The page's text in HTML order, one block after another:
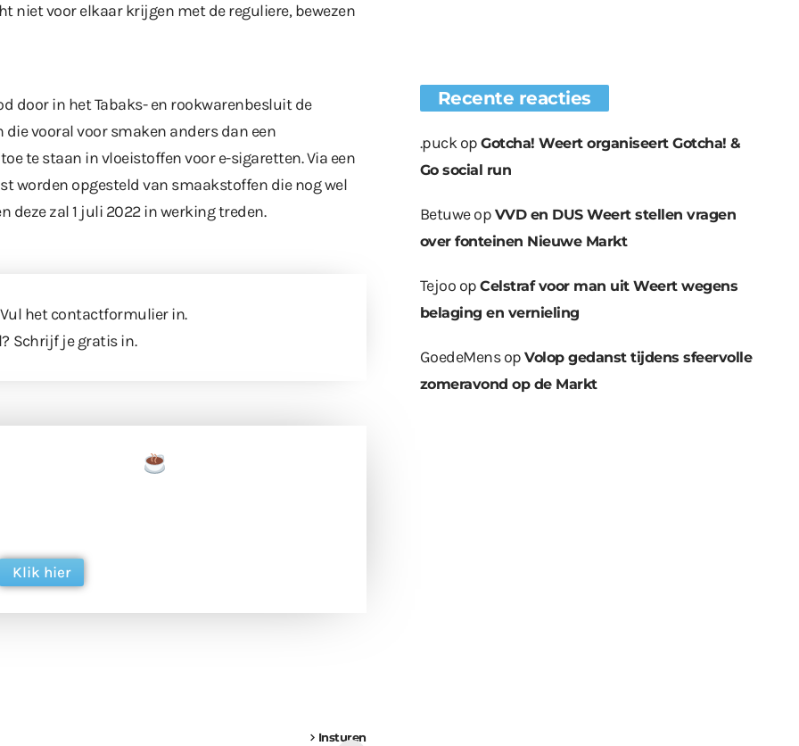
niet voor elkaar krijgen met de reguliere, bewezen
door in het Tabaks- en rookwarenbesluit de
vooral voor smaken anders dan een
te staan in vloeistoffen voor e-sigaretten. Via een
worden opgesteld van smaakstoffen die nog wel
deze zal 1 juli 2022 in werking treden.
het contactformulierin.
Schrijf je gratis in.
Klik hier
Insturen
Recente reacties
.puckopGotcha! Weert organiseert Gotcha! &
Go social run
Betuweop VVD en DUS Weert stellen vragen
over fonteinen Nieuwe Markt
Tejoo opCelstraf voor man uit Weert wegens
belaging en vernieling
GoedeMensopVolop gedanst tijdens sfeervolle
zomeravond op de Markt